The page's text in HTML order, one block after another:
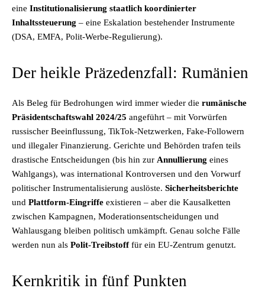
eine Institutionalisierung staatlich koordinierter
Inhaltssteuerung – eine Eskalation bestehender Instrumente
(DSA, EMFA, Polit-Werbe-Regulierung).
Der heikle Präzedenzfall: Rumänien
Als Beleg für Bedrohungen wird immer wieder die rumänische
Präsidentschaftswahl 2024/25 angeführt – mit Vorwürfen
russischer Beeinflussung, TikTok-Netzwerken, Fake-Followern
und illegaler Finanzierung. Gerichte und Behörden trafen teils
drastische Entscheidungen (bis hin zur Annullierung eines
Wahlgangs), was international Kontroversen und den Vorwurf
politischer Instrumentalisierung auslöste. Sicherheitsberichte
und Plattform-Eingriffe existieren – aber die Kausalketten
zwischen Kampagnen, Moderationsentscheidungen und
Wahlausgang bleiben politisch umkämpft. Genau solche Fälle
werden nun als Polit-Treibstofffür ein EU-Zentrum genutzt.
Kernkritik in fünf Punkten